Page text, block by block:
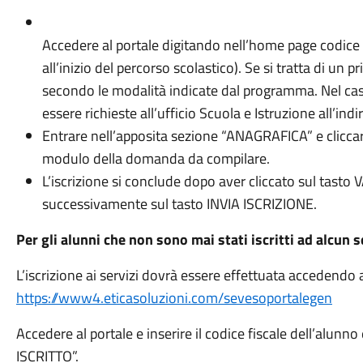
Accedere al portale digitando nell’home page
all’inizio del percorso scolastico). Se si tratta di un
secondo le modalità indicate dal programma. Nel
essere richieste all’ufficio Scuola e Istruzione
Entrare nell’apposita sezione “ANAGRAFICA” e
modulo della domanda da compilare.
L’iscrizione si conclude dopo aver cliccato sul tasto
successivamente sul tasto INVIA ISCRIZIONE.
Per gli alunni che non sono mai stati iscritti ad alcun
L’iscrizione ai servizi dovrà essere effettuata
https://www4.eticasoluzioni.com/sevesoportalegen
Accedere al portale e inserire il codice fiscale
ISCRITTO”.